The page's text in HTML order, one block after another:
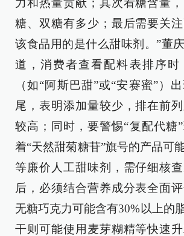
力和热量贡献；其次看糖含量
糖、双糖有多少；最后需要关
该食品用的是什么甜味剂。”董
道，消费者查看配料表排序时
（如“阿斯巴甜”或“安赛蜜”）
尾，表明添加量较少，排在前
较高；同时，要警惕“复配代糖
着“天然甜菊糖苷”旗号的产品可
等廉价人工甜味剂，需仔细核
后，必须结合营养成分表全面
无糖巧克力可能含有30%以上的
干则可能使用麦芽糊精等快速